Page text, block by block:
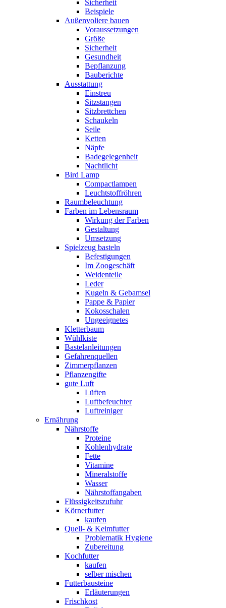
Sicherheit
Beispiele
Außenvoliere bauen
Voraussetzungen
Größe
Sicherheit
Gesundheit
Bepflanzung
Bauberichte
Ausstattung
Einstreu
Sitzstangen
Sitzbrettchen
Schaukeln
Seile
Ketten
Näpfe
Badegelegenheit
Nachtlicht
Bird Lamp
Compactlampen
Leuchtstoffröhren
Raumbeleuchtung
Farben im Lebensraum
Wirkung der Farben
Gestaltung
Umsetzung
Spielzeug basteln
Befestigungen
Im Zoogeschäft
Weidenteile
Leder
Kugeln & Gebamsel
Pappe & Papier
Kokosschalen
Ungeeignetes
Kletterbaum
Wühlkiste
Bastelanleitungen
Gefahrenquellen
Zimmerpflanzen
Pflanzengifte
gute Luft
Lüften
Luftbefeuchter
Luftreiniger
Ernährung
Nährstoffe
Proteine
Kohlenhydrate
Fette
Vitamine
Mineralstoffe
Wasser
Nährstoffangaben
Flüssigkeitszufuhr
Körnerfutter
kaufen
Quell- & Keimfutter
Problematik Hygiene
Zubereitung
Kochfutter
kaufen
selber mischen
Futterbausteine
Erläuterungen
Frischkost